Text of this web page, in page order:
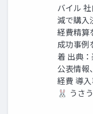
バイル
減で購入
経費精算
成功事例
着 出典
公表情報
経費 導入
🐰 うさ